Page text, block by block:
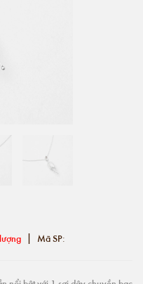
| Mã SP: